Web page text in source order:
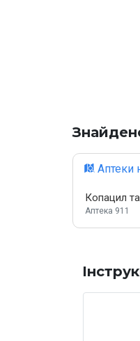
Аптеки
Копацил
Аптека 911